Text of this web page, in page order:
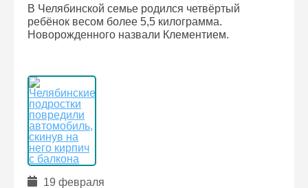
В Челябинской семье родился четвёртый
ребёнок весом более 5,5 килограмма.
Новорожденного назвали Клементием.
19 февраля